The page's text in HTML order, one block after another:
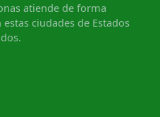
atiende de forma
ciudades de Estados